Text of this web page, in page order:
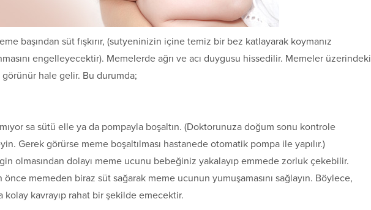
başından süt fışkırır, (sutyeni­nizin içine temiz bir bez katlayarak koymanız
engelleyecektir). Memelerde ağrı ve acı duygusu hissedilir. Memeler üzerindeki
hale gelir. Bu durumda;
sa sütü elle ya da pompayla boşaltın. (Doktorunuza doğum sonu kontrole
Gerek görürse meme boşaltılması hastanede otomatik pompa ile yapılır.)
olmasından dolayı meme ucunu bebeğiniz yakalayıp emmede zorluk çekebilir.
memeden biraz süt sağarak meme ucunun yumuşamasını sağlayın. Böylece,
kavrayıp rahat bir şekilde emecektir.